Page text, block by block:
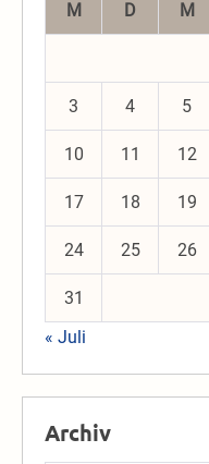
M
D M
3 4 5
10 11 12
17 18 19
24 25 26
31
« Juli
Archiv